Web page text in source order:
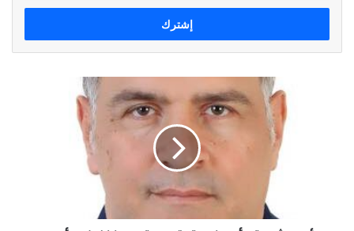
الإلكتروني